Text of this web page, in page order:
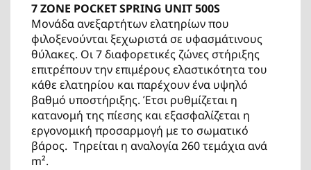
7 ZONE POCKET SPRING UNIT 500S
Μονάδα ανεξαρτήτων ελατηρίων που
φιλοξενούνται ξεχωριστά σε υφασμάτινους
θύλακες. Οι 7 διαφορετικές ζώνες στήριξης
επιτρέπουν την επιμέρους ελαστικότητα του
κάθε ελατηρίου και παρέχουν ένα υψηλό
βαθμό υποστήριξης. Έτσι ρυθμίζεται η
κατανομή της πίεσης και εξασφαλίζεται η
εργονομική προσαρμογή με το σωματικό
βάρος. Τηρείται η αναλογία 260 τεμάχια ανά
m².